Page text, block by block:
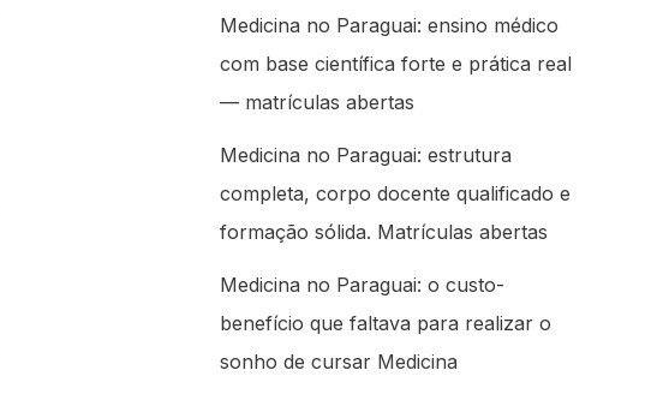
Medicina no Paraguai: ensino médico
com base científica forte e prática real
— matrículas abertas
Medicina no Paraguai: estrutura
completa, corpo docente qualificado e
formação sólida. Matrículas abertas
Medicina no Paraguai: o custo-
benefício que faltava para realizar o
sonho de cursar Medicina